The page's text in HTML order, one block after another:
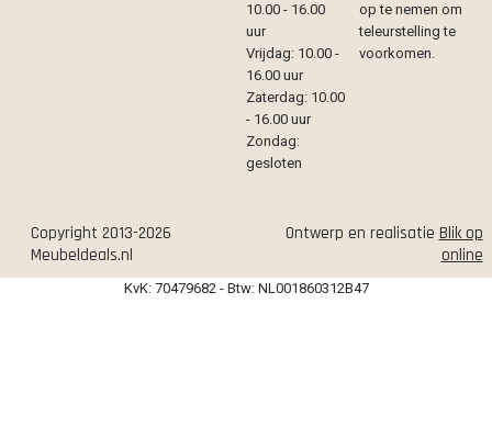
10.00 - 16.00
uur
Vrijdag: 10.00 -
16.00 uur
Zaterdag: 10.00
- 16.00 uur
Zondag:
gesloten
op te nemen om
teleurstelling te
voorkomen.
Copyright 2013-2026
Meubeldeals.nl
Ontwerp en realisatie Blik op
online
KvK: 70479682 - Btw: NL001860312B47